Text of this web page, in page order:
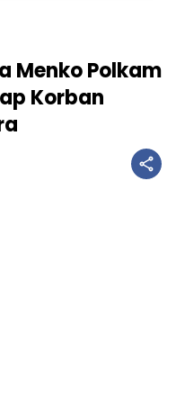
Menko Polkam
Korban